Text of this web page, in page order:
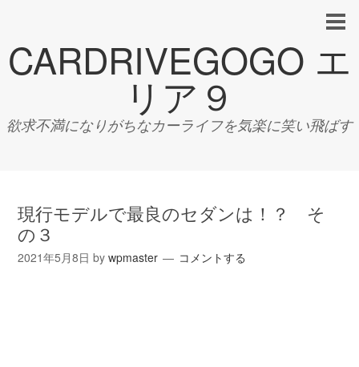
CARDRIVEGOGO エ
リア９
欲求不満になりがちなカーライフを気楽に笑い飛ばす
現行モデルで最良のセダンは！？ そ
の３
2021年5月8日 bywpmaster コメントする